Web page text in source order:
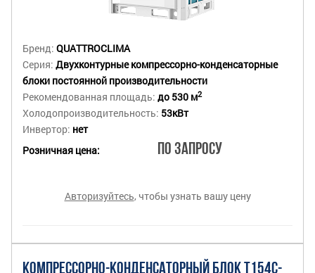
Бренд: QUATTROCLIMA
Серия: Двухконтурные компрессорно-конденсаторные
блоки постоянной производительности
Рекомендованная площадь: до 530 м2
Холодопроизводительность: 53кВт
Инвертор: нет
Розничная цена:
По запросу
Авторизуйтесь, чтобы узнать вашу цену
КОМПРЕССОРНО-КОНДЕНСАТОРНЫЙ БЛОК T154C-